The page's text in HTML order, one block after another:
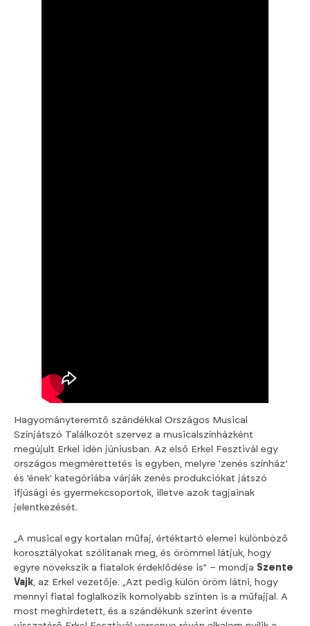
Hagyományteremtő szándékkal Országos Musical
Színjátszó Találkozót szervez a musicalszínházként
megújult Erkel idén júniusban. Az első Erkel Fesztivál egy
országos megmérettetés is egyben, melyre ’zenés színház’
és ’ének’ kategóriába várják zenés produkciókat játszó
ifjúsági és gyermekcsoportok, illetve azok tagjainak
jelentkezését.
„A musical egy kortalan műfaj, értéktartó elemei különböző
korosztályokat szólítanak meg, és örömmel látjuk, hogy
egyre növekszik a fiatalok érdeklődése is” – mondja Szente
Vajk, az Erkel vezetője. „Azt pedig külön öröm látni, hogy
mennyi fiatal foglalkozik komolyabb szinten is a műfajjal. A
most meghirdetett, és a szándékunk szerint évente